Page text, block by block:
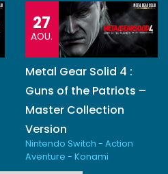
27
AOU.
Metal Gear Solid 4 :
Guns of the Patriots –
Master Collection
Version
Nintendo Switch - Action
Aventure - Konami